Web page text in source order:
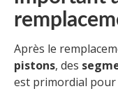
Après le
pistons, des
est primordial